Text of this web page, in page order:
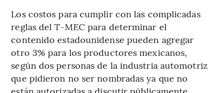
Los costos para cumplir con las complicadas
reglas del T-MEC para determinar el
contenido estadounidense pueden agregar
otro 3% para los productores mexicanos,
según dos personas de la industria automotriz
que pidieron no ser nombradas ya que no